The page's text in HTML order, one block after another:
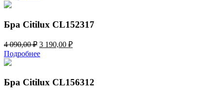
Бра Citilux CL152317
4 090,00₽ Первоначальная
цена
составляла
090,00 ₽.
3 190,00 ₽Текущая
Подробнее
Бра Citilux CL156312